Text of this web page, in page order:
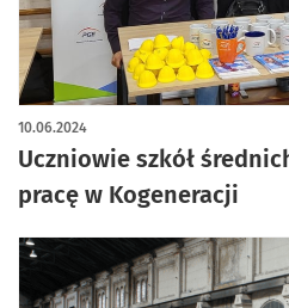
Uczniowie szkół
pracę w Kogeneracji
10.06.2024